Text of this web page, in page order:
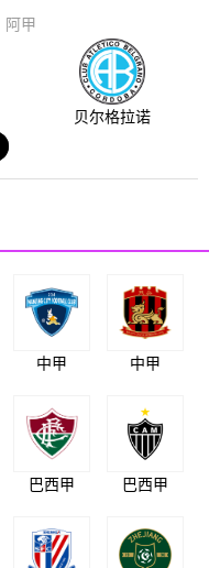
阿甲
贝尔格拉诺
中甲 中甲
巴西甲 巴西甲